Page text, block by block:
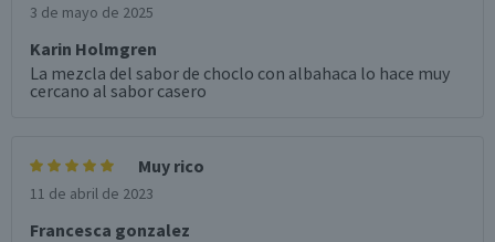
3 de mayo de 2025
Karin Holmgren
La mezcla del sabor de choclo con albahaca lo hace muy
cercano al sabor casero
Muy rico
11 de abril de 2023
Francesca gonzalez